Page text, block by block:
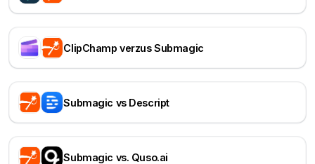
ClipChamp verzus Submagic
Submagic vs Descript
Submagic vs. Quso.ai